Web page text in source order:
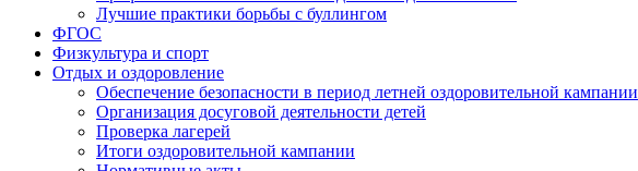
Лучшие практики борьбы с буллингом
ФГОС
Физкультура и спорт
Отдых и оздоровление
Обеспечение безопасности в период летней оздоровительной кампании
Организация досуговой деятельности детей
Проверка лагерей
Итоги оздоровительной кампании